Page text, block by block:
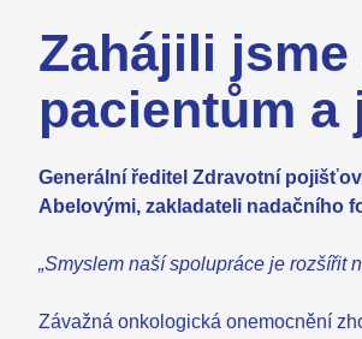
Zahájili
pacientům
Generální ředitel Zdravotní
Abelovými, zakladateli nadačního
„Smyslem naší spolupráce je rozšířit
Závažná onkologická onemocnění